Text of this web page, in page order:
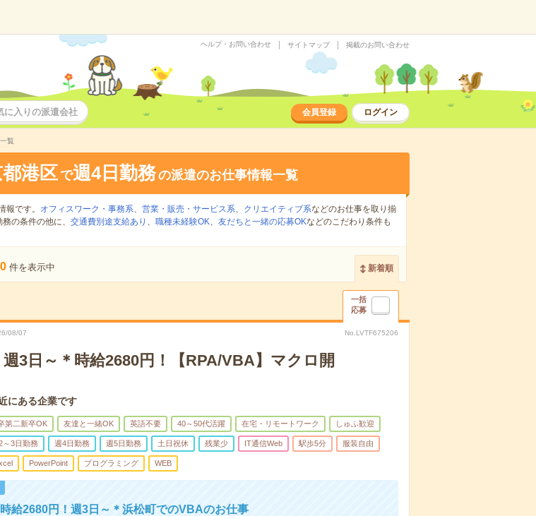
ヘルプ・お問い合わせ サイトマップ 掲載のお問い合わせ
に入りの派遣会社 会員登録 ログイン
覧
港区 で週4日勤務の派遣のお仕事情報一覧
報です。 オフィスワーク・事務系、 営業・販売・サービス系、 クリエイティブ系などのお仕事を取り揃
の条件の他に、 交通費別途支給あり 、 職種未経験OK、 友だちと一緒の応募OKなどのこだわり条件も
件を表示中 新着順
一括
応募
08/07 No.LVTF675206
3日～＊時給2680円！【RPA/VBA】マクロ開
にある企業です
第二新卒OK 友達と一緒OK 英語不要 40～50代活躍 在宅・リモートワーク しゅふ歓迎
～3日勤務 週4日勤務 週5日勤務 土日祝休 残業少 IT通信Web 駅歩5分 服装自由
PowerPoint プログラミング WEB
給2680円！週3日～＊浜松町でのVBAのお仕事